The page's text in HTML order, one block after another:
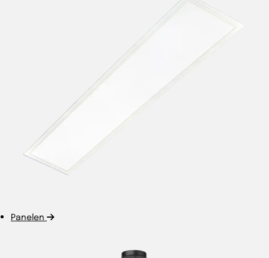
Panelen